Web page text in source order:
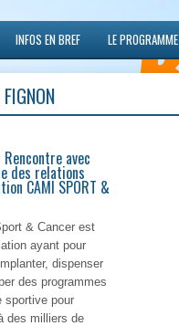
INFOS EN BREF LE PROGRAMME
avec
des relations
CAMI SPORT &
& Cancer est
ayant pour
dispenser
des programmes
sportive pour
des milliers de